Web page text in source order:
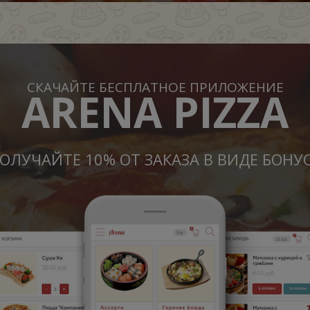
СКАЧАЙТЕ БЕСПЛАТНОЕ ПРИЛОЖЕНИЕ
ARENA PIZZA
10% ОТ ЗАКАЗА В ВИДЕ